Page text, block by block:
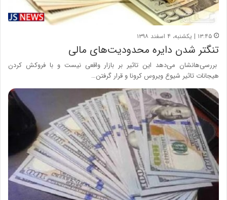
۱۳:۴۵ | یکشنبه، ۴ اسفند ۱۳۹۸
تنگتر شدن دایره محدودیت‌های مالی
بررسی‌هانشان می‌دهد این تاثیر بر بازار واقعی نیست و با فروکش کردن
هیجانات تاثیر شیوع ویروس کرونا و قرار گرفتن…